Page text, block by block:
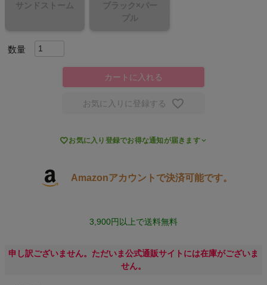
キャンプ・フェス
サンドストーム
ブラック×パー
プル
カートに入れる
お気に入りに登録する
お気に入り登録でお得な通知が届きます
Amazonアカウントで決済可能です。
3,900円以上で送料無料
申し訳ございません。ただいま公式通販サイトには在庫がございま
せん。